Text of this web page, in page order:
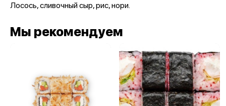
Лосось, сливочный сыр, рис, нори.
Мы рекомендуем